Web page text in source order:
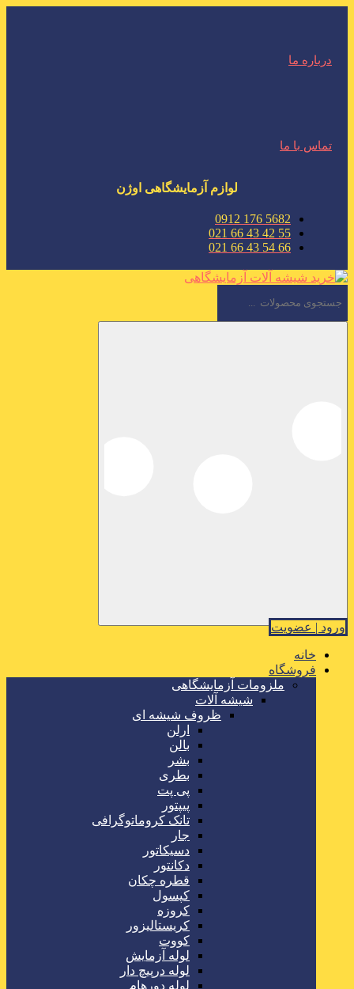
درباره ما
تماس با ما
لوازم آزمایشگاهی اوژن
5682 176 0912
55 42 43 66 021
66 54 43 66 021
ورود | عضویت
خانه
فروشگاه
ملزومات آزمایشگاهی
شیشه آلات
ظروف شیشه ای
ارلن
بالن
بشر
بطری
پی پت
پیپتور
تانک کروماتوگرافی
جار
دسیکاتور
دکانتور
قطره چکان
کپسول
کروزه
کریستالیزور
کووت
لوله آزمایش
لوله درپیچ دار
لوله دورهام